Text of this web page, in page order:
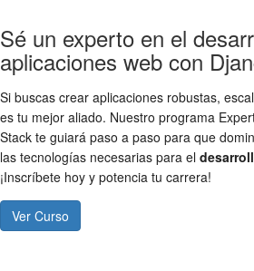
Sé un experto en el
aplicaciones web con
Si buscas crear aplicaciones robustas,
es tu mejor aliado. Nuestro programa
Stack te guiará paso a paso para que
las tecnologías necesarias para el
¡Inscríbete hoy y potencia tu carrera!
Ver Curso